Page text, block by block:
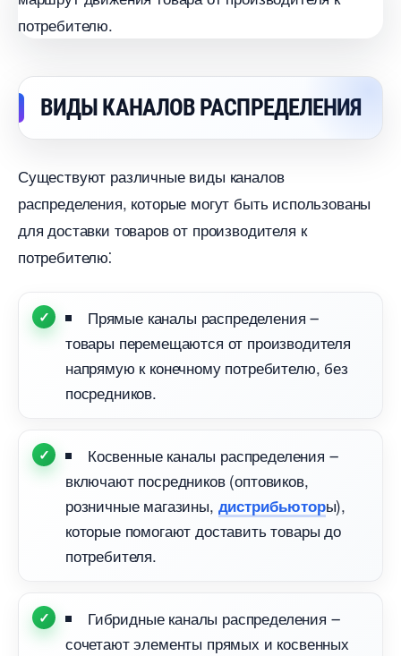
ИДЫ КАНАЛОВ РАСПРЕДЕЛЕНИЯ
Существуют различные виды канало
распределения, которые могут быть использованы
для доставки товаров от производителя к
потребителю⁚
Прямые каналы распределения ౼
товары перемещаются от производителя
напрямую к конечному потребителю, без
посредников.​
Косвенные каналы распределения ౼
ключают посредников (оптовиков,
розничные магазины, дистрибьюторы),
которые помогают доставить товары до
потребителя.​
Гибридные каналы распределения ౼
сочетают элементы прямых и косвенных